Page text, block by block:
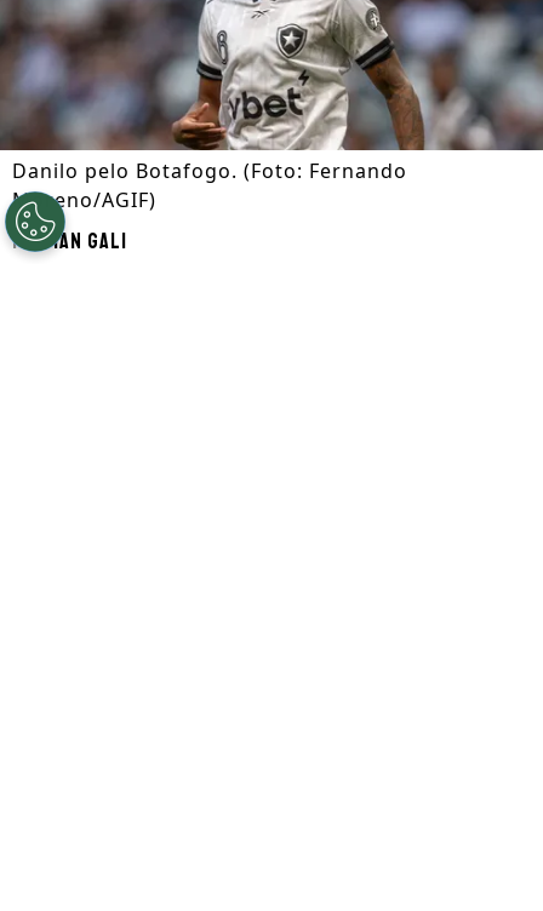
Danilo pelo Botafogo. (Foto: Fernando
Moreno/AGIF)
PorIan Gali